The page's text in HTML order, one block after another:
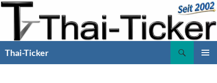
Zum
Inhalt
springen
Thai-Ticker